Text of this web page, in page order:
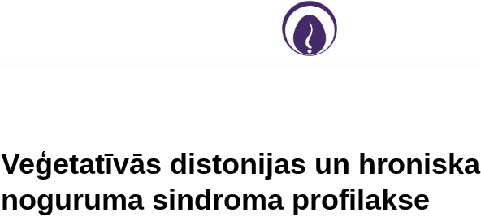
Veģetatīvās distonijas un hroniska
noguruma sindroma profilakse